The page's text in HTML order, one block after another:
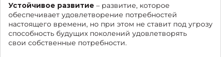
Устойчивое развитие – развитие, которое
обеспечивает удовлетворение потребностей
настоящего времени, но при этом не ставит под угрозу
способность будущих поколений удовлетворять
свои собственные потребности.